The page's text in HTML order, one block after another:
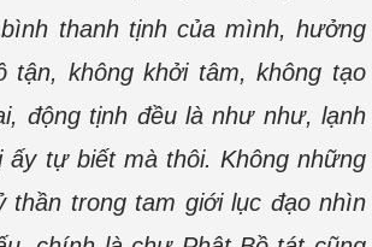
thanh tịnh của mình, hưởng
tận, không khởi tâm, không tạo
động tịnh đều là như như, lạnh
ấy tự biết mà thôi. Không những
thần trong tam giới lục đạo nhìn